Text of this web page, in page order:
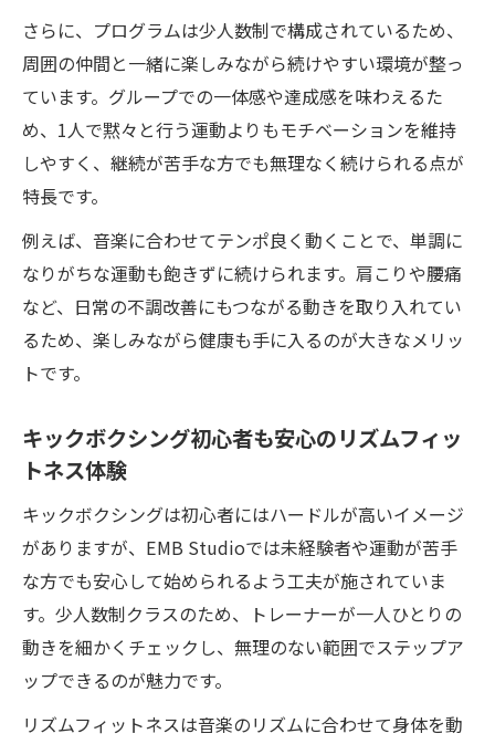
アクセス重視で選ぶキックボクシングジム
のメリット
ダイエットに効くキックボクシングの新たな魅
力
音楽と共にキックボクシングで脂肪燃焼を
キックボクシングジムのダイエット効果と
イク実現
全身運動で効率よく痩せるキックボクシン
グの魅力
キックボクシングが続く理由はグループレッス
ンにあり
グループで楽しむキックボクシングの継続
力とは
仲間と一緒に頑張るキックボクシングの安
心感
さらに、プログラムは少人数制で構成されているため、
周囲の仲間と一緒に楽しみながら続けやすい環境が整っ
ています。グループでの一体感や達成感を味わえるた
め、1人で黙々と行う運動よりもモチベーションを維持
しやすく、継続が苦手な方でも無理なく続けられる点が
特長です。
例えば、音楽に合わせてテンポ良く動くことで、単調に
なりがちな運動も飽きずに続けられます。肩こりや腰痛
など、日常の不調改善にもつながる動きを取り入れてい
るため、楽しみながら健康も手に入るのが大きなメリッ
トです。
キックボクシング初心者も安心のリズムフィッ
トネス体験
キックボクシングは初心者にはハードルが高いイメージ
がありますが、EMB Studioでは未経験者や運動が苦手
な方でも安心して始められるよう工夫が施されていま
す。少人数制クラスのため、トレーナーが一人ひとりの
動きを細かくチェックし、無理のない範囲でステップア
ップできるのが魅力です。
リズムフィットネスは音楽のリズムに合わせて身体を動